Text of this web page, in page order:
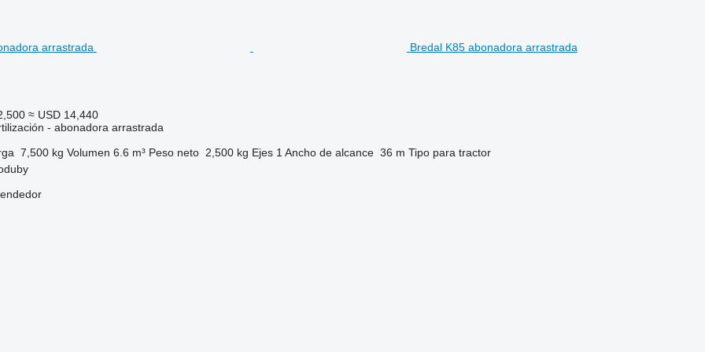
Bredal K85 abonadora arrastrada
≈ USD 14,440
- abonadora arrastrada
7,500 kg Volumen 6.6 m³ Peso neto 2,500 kg Ejes 1 Ancho de alcance 36 m Tipo para tractor